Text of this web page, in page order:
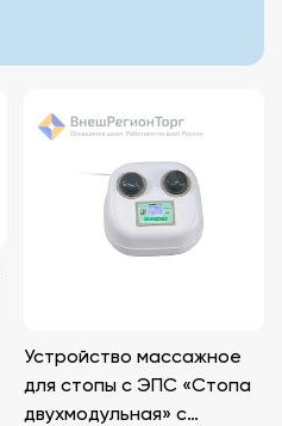
Устройство массажное
для стопы с ЭПС «Стопа
двухмодульная» с